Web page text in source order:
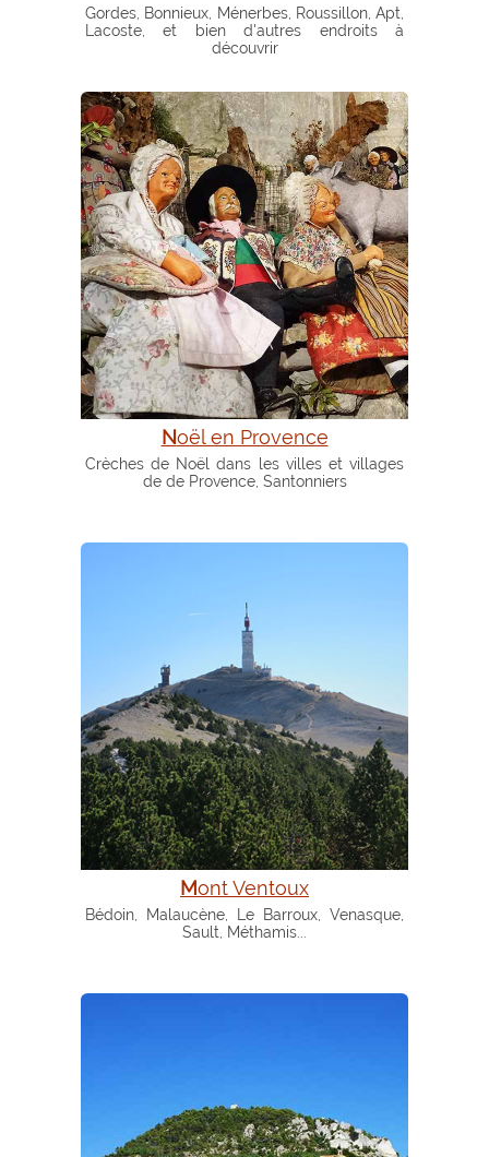
Gordes, Bonnieux, Ménerbes, Roussillon, Apt,
Lacoste, et bien d'autres endroits à
découvrir
Noël en Provence
Crèches de Noël dans les villes et villages
de de Provence, Santonniers
Mont Ventoux
Bédoin, Malaucène, Le Barroux, Venasque,
Sault, Méthamis...